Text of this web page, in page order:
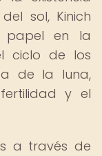
sol, Kinich
papel en la
ciclo de los
de la luna,
y el
a través de